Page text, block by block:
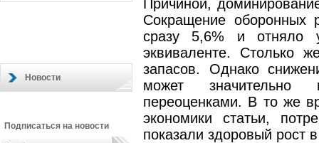
Новости
Подписаться на новости
Причиной,
Сокращение оборонных
сразу 5,6% и
эквиваленте. Столько
запасов. Однако
может значительно
переоценками. В то же
экономики статьи,
показали здоровый рост